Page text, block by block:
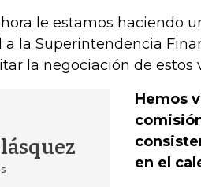
le estamos haciendo
a la Superintendencia
la negociación de estos
Hemos
en el